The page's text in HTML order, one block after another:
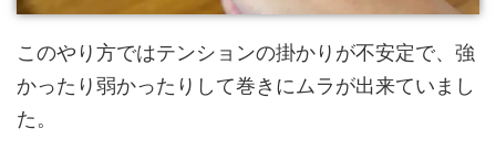
このやり方ではテンションの掛かりが不安定で、強
かったり弱かったりして巻きにムラが出来ていまし
た。